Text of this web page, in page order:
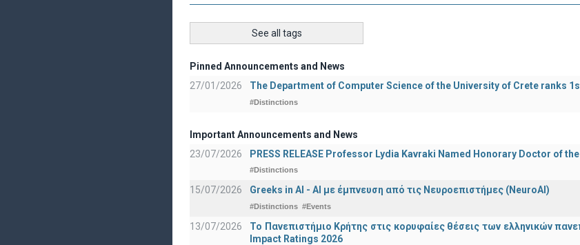
See all tags
Pinned Announcements and News
27/01/2026
The Department of Computer Science of the University of Crete ranks
#Distinctions
Important Announcements and News
23/07/2026
PRESS RELEASE Professor Lydia Kavraki Named Honorary Doctor of
#Distinctions
15/07/2026 Greeks in AI - ΑΙ με έμπνευση από τις Νευροεπιστήμες (NeuroAI)
#Distinctions #Events
13/07/2026
Το Πανεπιστήμιο Κρήτης στις κορυφαίες θέσεις των ελληνικών
Impact Ratings 2026